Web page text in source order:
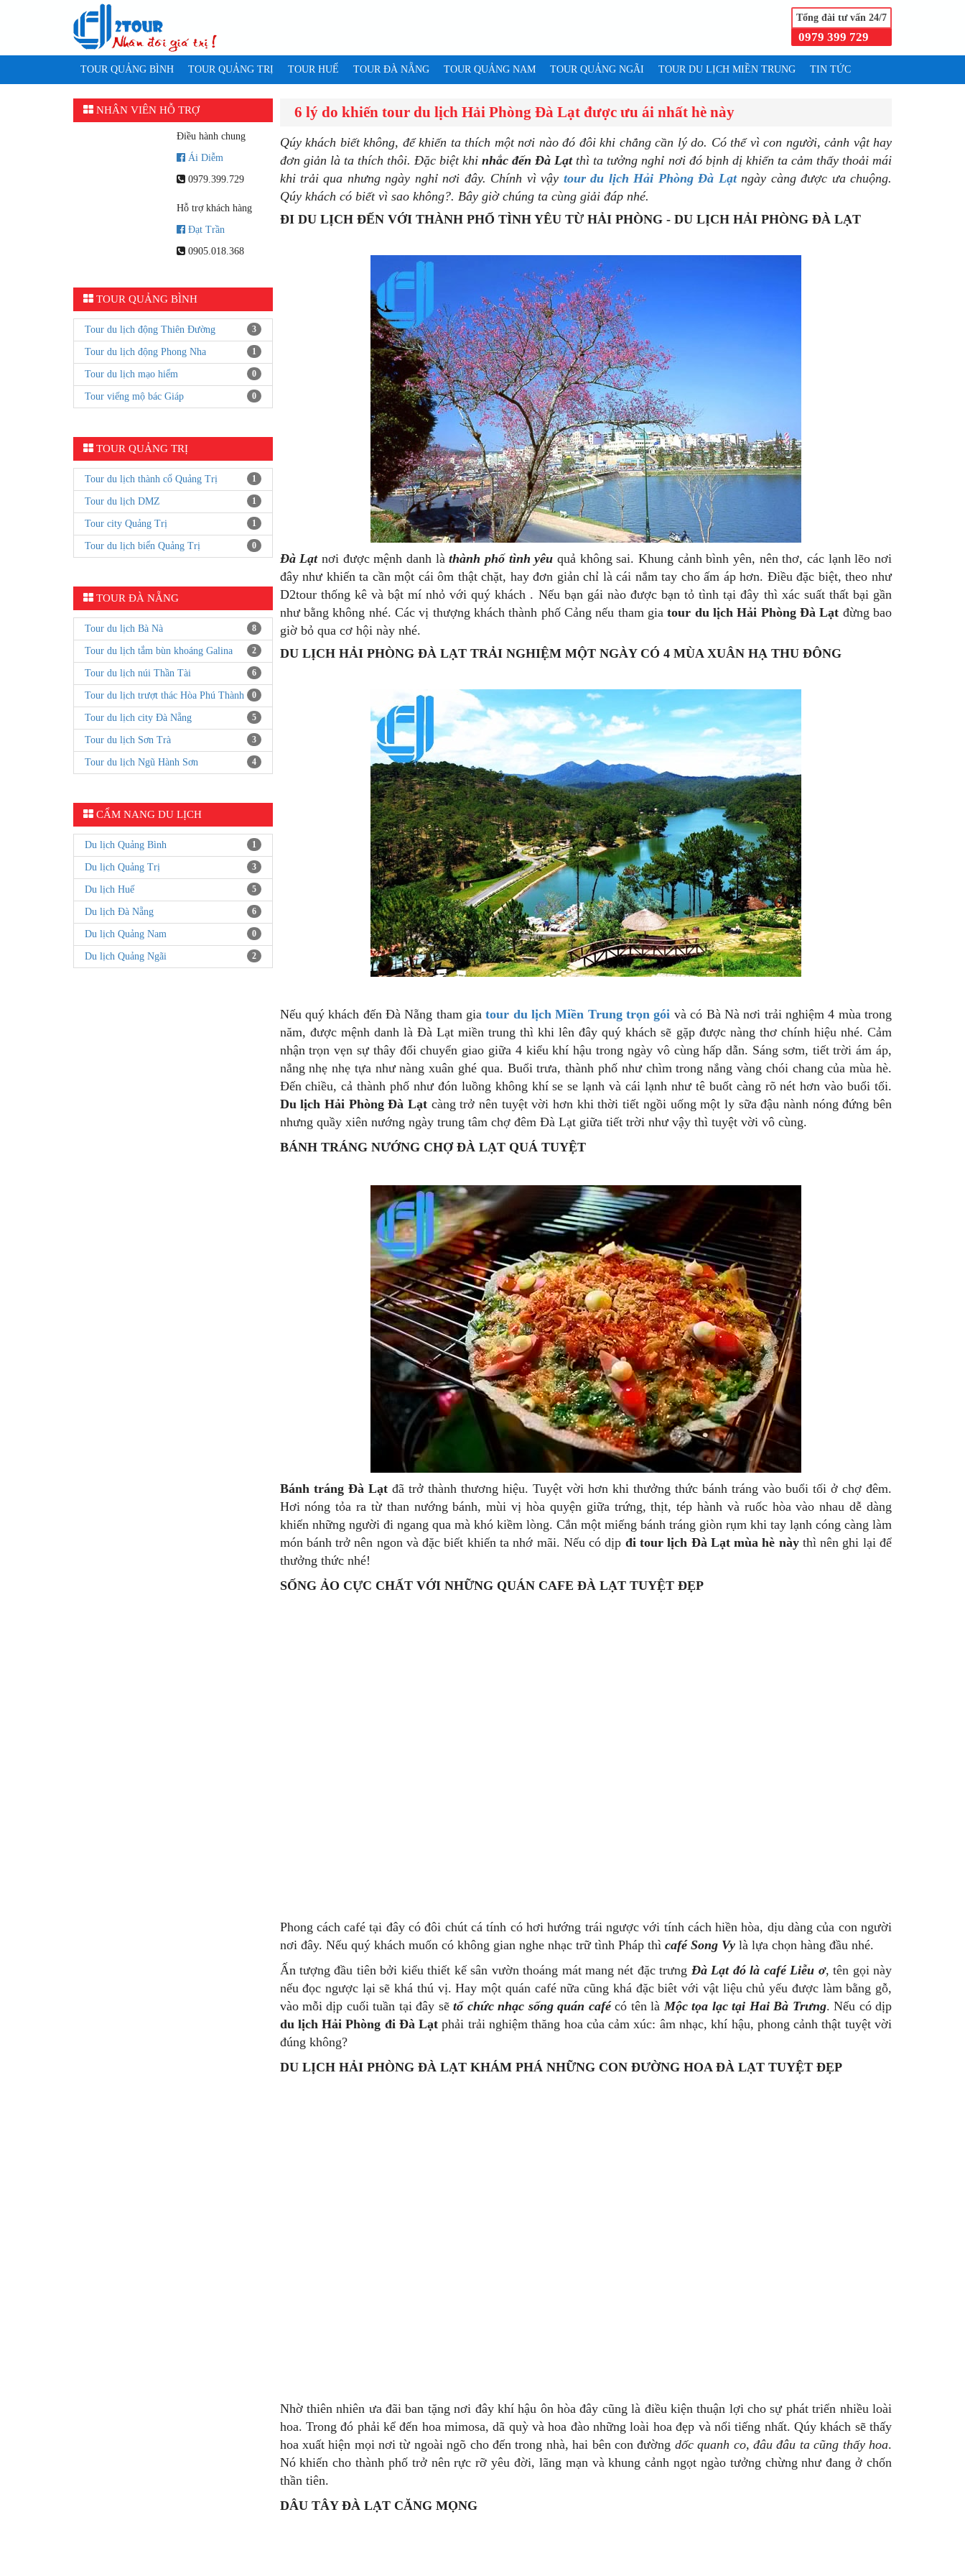
Tổng đài tư vấn 24/7
0979 399 729
TOUR QUẢNG BÌNH TOUR QUẢNG TRỊ TOUR HUẾ TOUR ĐÀ NẴNG TOUR QUẢNG NAM TOUR QUẢNG NGÃI TOUR DU LỊCH MIỀN TRUNG TIN TỨC
6 lý do khiến tour du lịch Hải Phòng Đà Lạt được ưu ái nhất hè này
Qúykhách biết không, để khiến ta thích một nơi nào đó đôi khi chẳng cần lý do. Có thể vì con người, cảnh vật hay
đơn giản là ta thích thôi. Đặc biệt khinhắc đến Đà Lạtthì ta tưởng nghỉ nơi đó bịnh dị khiến ta cảm thấy thoải mái
khi trải qua nhưng ngày nghỉ nơi đây. Chính vì vậy tour du lịch Hải Phòng Đà Lạtngày càng được ưa chuộng.
Qúy khách có biết vì sao không?. Bây giờ chúng ta cùng giải đáp nhé.
ĐI DU LỊCH ĐẾN VỚI THÀNH PHỐ TÌNH YÊU TỪ HẢI PHÒNG - DU LỊCH HẢI PHÒNG ĐÀ LẠT
Đà Lạt nơi được mệnh danh làthành phố tình yêu quả không sai. Khung cảnh bình yên, nên thơ, các lạnh lẽo nơi
đây như khiến ta cần một cái ôm thật chặt, hay đơn giản chỉ là cái nắm tay cho ấm áp hơn. Điều đặc biệt, theo như
D2tour thống kê và bật mí nhỏ với quý khách . Nếu bạn gái nào được bạn tỏ tình tại đây thì xác suất thất bại gần
như bằng không nhé. Các vị thượng khách thành phố Cảng nếu tham giatour du lịch Hải Phòng Đà Lạt đừng bao
giờ bỏ qua cơ hội này nhé.
DU LỊCH HẢI PHÒNG ĐÀ LẠT TRẢI NGHIỆM MỘT NGÀY CÓ 4 MÙA XUÂN HẠ THU ĐÔNG
Nếu quý khách đến Đà Nẵng tham giatour du lịch Miền Trung trọn gói và có Bà Nà nơi trải nghiệm 4 mùa trong
năm, được mệnh danh là Đà Lạt miền trung thì khi lên đây quý khách sẽ gặp được nàng thơ chính hiệu nhé. Cảm
nhận trọn vẹn sự thây đổi chuyển giao giữa 4 kiểu khí hậu trong ngày vô cùng hấp dẫn. Sáng sơm, tiết trời ám áp,
nắng nhẹ nhẹ tựa như nàng xuân ghé qua. Buổi trưa, thành phố như chìm trong nắng vàng chói chang của mùa hè.
Đến chiều, cả thành phố như đón luồng không khí se se lạnh và cái lạnh như tê buốt càng rõ nét hơn vào buổi tối.
Du lịch Hải Phòng Đà Lạtcàng trở nên tuyệt vời hơn khi thời tiết ngồi uống một ly sữa đậu nành nóng đứng bên
nhưng quầy xiên nướng ngày trung tâm chợ đêm Đà Lạt giữa tiết trời như vậy thì tuyệt vời vô cùng.
BÁNH TRÁNG NƯỚNG CHỢ ĐÀ LẠT QUÁ TUYỆT
Bánh tráng Đà Lạtđã trở thành thương hiệu. Tuyệt vời hơn khi thưởng thức bánh tráng vào buổi tối ở chợ đêm.
Hơi nóng tỏa ra từ than nướng bánh, mùi vị hòa quyện giữa trứng, thịt, tép hành và ruốc hòa vào nhau dễ dàng
khiến những người đi ngang qua mà khó kiềm lòng. Cắn một miếng bánh tráng giòn rụm khi tay lạnh cóng càng làm
món bánh trở nên ngon và đặc biết khiến ta nhớ mãi. Nếu có dịp đi tour lịch Đà Lạt mùa hè nàythì nên ghi lại để
thưởng thức nhé!
SỐNG ẢO CỰC CHẤT VỚI NHỮNG QUÁN CAFE ĐÀ LẠT TUYỆT ĐẸP
Phong cách café tại đây có đôi chút cá tính có hơi hướng trái ngược với tính cách hiền hòa, dịu dàng của con người
nơi đây. Nếu quý khách muốn có không gian nghe nhạc trữ tình Pháp thì café Song Vylà lựa chọn hàng đầu nhé.
Ấn tượng đầu tiên bởi kiểu thiết kế sân vườn thoáng mát mang nét đặc trưng Đà Lạt đó là café Liễu ơ, tên gọi này
nếu đọc ngược lại sẽ khá thú vị. Hay một quán café nữa cũng khá đặc biêt với vật liệu chủ yếu được làm bằng gỗ,
vào mỗi dịp cuối tuần tại đây sẽtổ chức nhạc sống quán café có tên làMộc tọa lạc tại Hai Bà Trưng. Nếu có dịp
du lịch Hải Phòng đi Đà Lạt phải trải nghiệm thăng hoa của cảm xúc: âm nhạc, khí hậu, phong cảnh thật tuyệt vời
đúng không?
DU LỊCH HẢI PHÒNG ĐÀ LẠT KHÁM PHÁ NHỮNG CON ĐƯỜNG HOA ĐÀ LẠT TUYỆT ĐẸP
Nhờ thiên nhiên ưa đãi ban tặng nơi đây khí hậu ôn hòa đây cũng là điều kiện thuận lợi cho sự phát triển nhiều loài
hoa. Trong đó phải kể đến hoa mimosa, dã quỳ và hoa đào những loài hoa đẹp và nổi tiếng nhất. Qúy khách sẽ thấy
hoa xuất hiện mọi nơi từ ngoài ngõ cho đến trong nhà, hai bên con đường dốc quanh co, đâu đâu ta cũng thấy hoa.
Nó khiến cho thành phố trở nên rực rỡ yêu đời, lãng mạn và khung cảnh ngọt ngào tưởng chừng như đang ở chốn
thần tiên.
DÂU TÂY ĐÀ LẠT CĂNG MỌNG
NHÂN VIÊN HỖ TRỢ
Điều hành chung
Ái Diễm
0979.399.729
Hỗ trợ khách hàng
Đạt Trần
0905.018.368
TOUR QUẢNG BÌNH
Tour du lịch động Thiên Đường 3
Tour du lịch động Phong Nha 1
Tour du lịch mạo hiểm 0
Tour viếng mộ bác Giáp 0
TOUR QUẢNG TRỊ
Tour du lịch thành cổ Quảng Trị 1
Tour du lịch DMZ 1
Tour city Quảng Trị 1
Tour du lịch biển Quảng Trị 0
TOUR ĐÀ NẴNG
Tour du lịch Bà Nà 8
Tour du lịch tắm bùn khoáng Galina 2
Tour du lịch núi Thần Tài 6
Tour du lịch trượt thác Hòa Phú Thành 0
Tour du lịch city Đà Nẵng 5
Tour du lịch Sơn Trà 3
Tour du lịch Ngũ Hành Sơn 4
CẨM NANG DU LỊCH
Du lịch Quảng Bình 1
Du lịch Quảng Trị 3
Du lịch Huế 5
Du lịch Đà Nẵng 6
Du lịch Quảng Nam 0
Du lịch Quảng Ngãi 2